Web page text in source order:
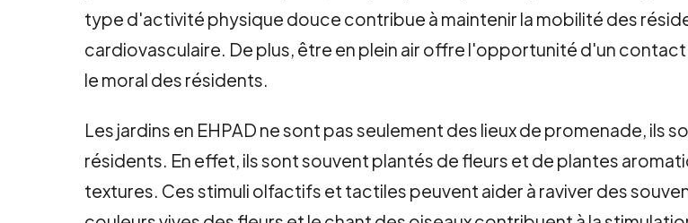
type d'activité physique douce contribue à maintenir la mobilité des
cardiovasculaire. De plus, être en plein air offre l'opportunité d'un
le moral des résidents.
Les jardins en EHPAD ne sont pas seulement des lieux de promenade, ils
résidents. En effet, ils sont souvent plantés de fleurs et de plantes
textures. Ces stimuli olfactifs et tactiles peuvent aider à raviver des